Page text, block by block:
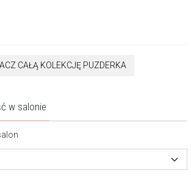
CAŁĄ KOLEKCJĘ PUZDERKA
w salonie